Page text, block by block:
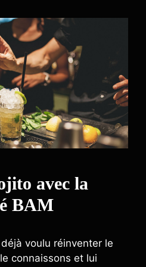
avec la
BAM
voulu réinventer le
connaissons et lui